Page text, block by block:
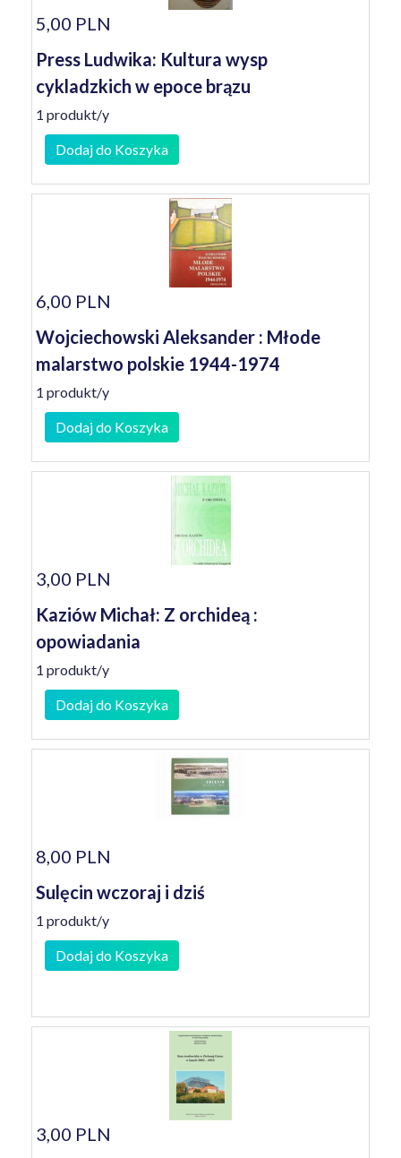
5,00 PLN
Press Ludwika: Kultura wysp
cykladzkich w epoce brązu
1 produkt/y
Dodaj do Koszyka
6,00 PLN
Wojciechowski Aleksander : Młode
malarstwo polskie 1944-1974
1 produkt/y
Dodaj do Koszyka
3,00 PLN
Kaziów Michał: Z orchideą :
opowiadania
1 produkt/y
Dodaj do Koszyka
8,00 PLN
Sulęcin wczoraj i dziś
1 produkt/y
Dodaj do Koszyka
3,00 PLN